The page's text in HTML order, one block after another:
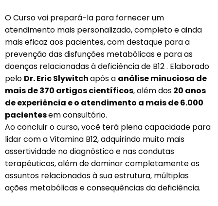
O Curso vai prepará-la para fornecer um
atendimento mais personalizado, completo e ainda
mais eficaz aos pacientes, com destaque para a
prevenção das disfunções metabólicas e para as
doenças relacionadas à deficiência de B12 . Elaborado
pelo Dr. Eric Slywitchapós a análise minuciosa de
mais de 370 artigos científicos, além dos20 anos
de experiência e o atendimento a mais de 6.000
pacientesem consultório.
Ao concluir o curso, você terá plena capacidade para
lidar com a Vitamina B12, adquirindo muito mais
assertividade no diagnóstico e nas condutas
terapêuticas, além de dominar completamente os
assuntos relacionados à sua estrutura, múltiplas
ações metabólicas e consequências da deficiência.